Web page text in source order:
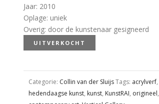
Jaar: 2010
Oplage: uniek
Overig: door de kunstenaar gesigneerd
UITVERKOCHT
Categorie: Collin van der SluijsTags: acrylverf,
hedendaagse kunst, kunst, KunstRAI, origineel,